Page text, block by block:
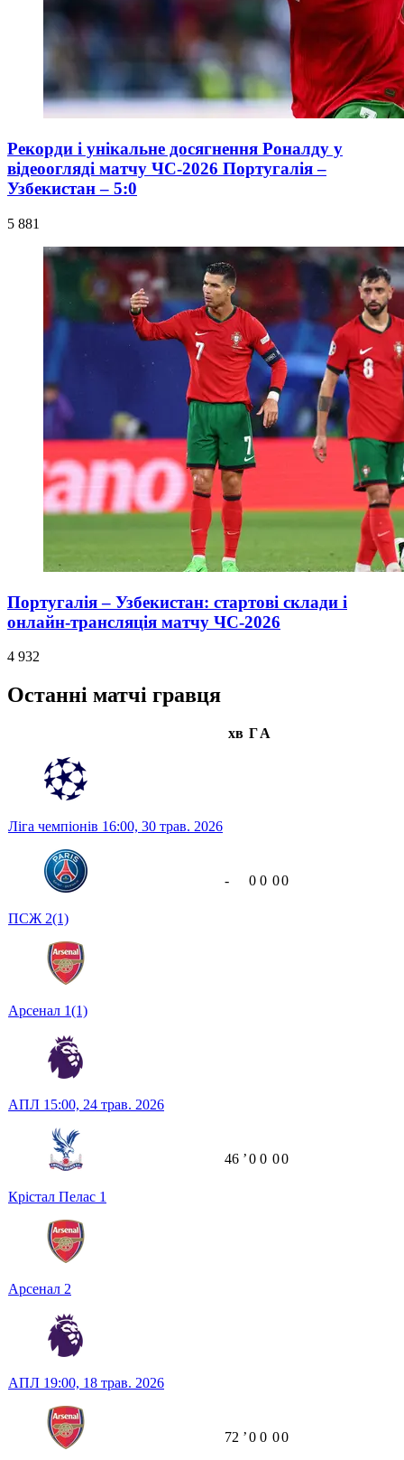
Рекорди і унікальне досягнення Роналду у
відеоогляді матчу ЧС-2026 Португалія –
Узбекистан – 5:0
5 881
Португалія – Узбекистан: стартові склади і
онлайн-трансляція матчу ЧС-2026
4 932
Останні матчі гравця
хв ГА
Ліга чемпіонів 16:00, 30 трав. 2026
ПСЖ 2(1)
Арсенал 1(1)
- 0 0 00
АПЛ 15:00, 24 трав. 2026
Крістал Пелас 1
Арсенал 2
46 ʼ0 0 00
АПЛ 19:00, 18 трав. 2026
72 ʼ0 0 00